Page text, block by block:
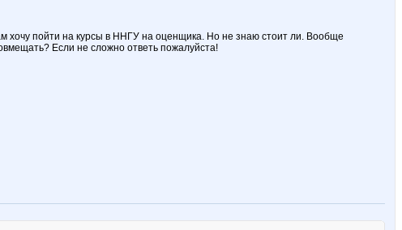
пойти на курсы в ННГУ на оценщика. Но не знаю стоит ли. Вообще
Если не сложно ответь пожалуйста!